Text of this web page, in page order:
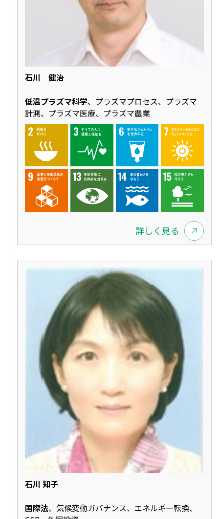
石川 健治
低温プラズマ科学、プラズマプロセス、プラズマ
計測、プラズマ医療、プラズマ農業
詳しく見る
石川 知子
国際法、気候変動ガバナンス、エネルギー転換、